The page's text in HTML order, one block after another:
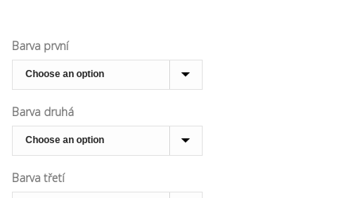
Barva první
Barva druhá
Barva třetí